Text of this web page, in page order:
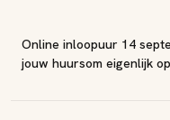
Online inloopuur 14
jouw huursom eigenlijk